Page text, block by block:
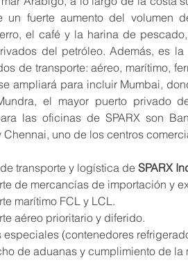
un fuerte aumento del volumen
el café y la harina de
del petróleo. Además, es
ampliará para incluir Mumbai,
el mayor puerto privado
las oficinas de SPARX son
Chennai, uno de los centros
transporte y logística de SPARX
de mercancías de importación y
marítimo FCL y LCL.
aéreo prioritario y diferido.
especiales (contenedores
de aduanas y cumplimiento de la